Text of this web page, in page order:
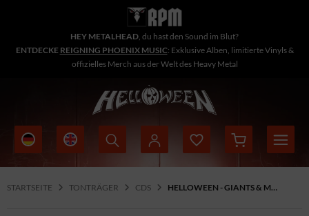
HEY METALHEAD, du hast den Sound im Blut?
ENTDECKE REIGNING PHOENIX MUSIC: Exklusive Alben, limitierte Vinyls &
offizielles Merch aus der Welt des Heavy Metal
STARTSEITE TONTRÄGER CDS HELLOWEEN - GIANTS & MONSTERS, CD